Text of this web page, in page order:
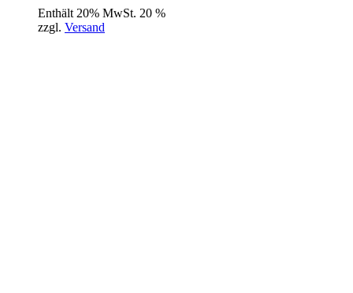
Enthält 20% MwSt. 20 %
zzgl. Versand